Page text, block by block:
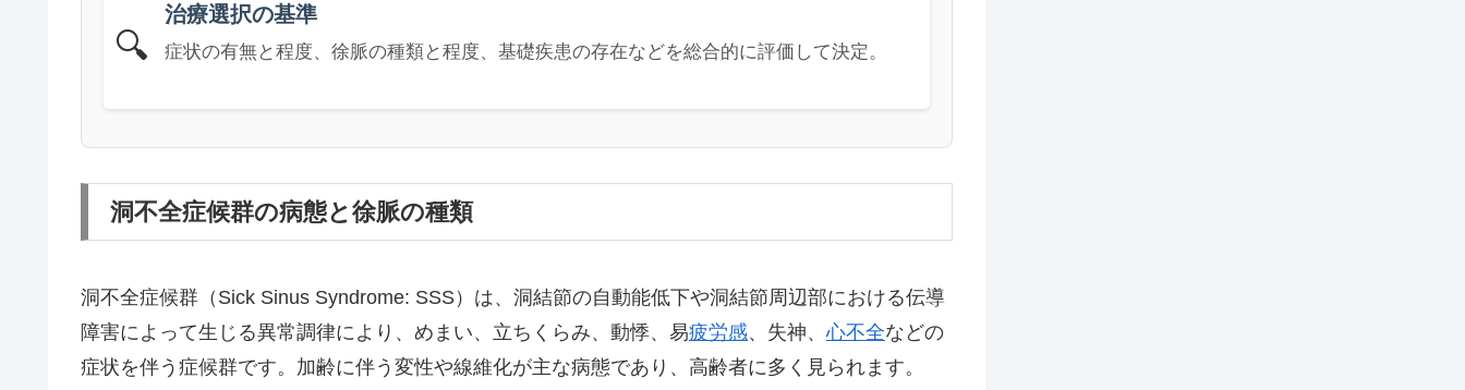
🔍
治療選択の基準
症状の有無と程度、徐脈の種類と程度、基礎疾患の存在などを総合的に評価して決定。
洞不全症候群の病態と徐脈の種類
洞不全症候群（Sick Sinus Syndrome: SSS）は、洞結節の自動能低下や洞結節周辺部における伝導
障害によって生じる異常調律により、めまい、立ちくらみ、動悸、易疲労感、失神、心不全などの
症状を伴う症候群です。加齢に伴う変性や線維化が主な病態であり、高齢者に多く見られます。